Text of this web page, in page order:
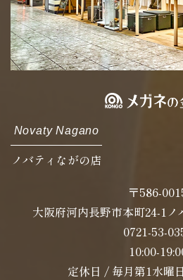
Novaty Nagano
ノバティながの店
〒586-
大阪府河内長野市本町24-1
0721-53-
10:00-
定休日 / 毎月第1水曜